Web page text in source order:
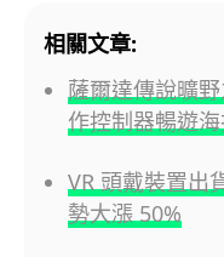
相關文章:
薩爾達傳說曠
作控制器暢遊
VR 頭戴裝置出
勢大漲 50%